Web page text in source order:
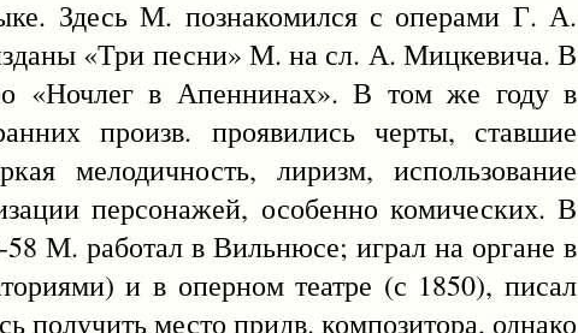
Здесь М. познакомился с операми Г. А.
«Три песни» М. на сл. А. Мицкевича. В
«Ночлег в Апеннинах». В том же году в
произв. проявились черты, ставшие
мелодичность, лиризм, использование
персонажей, особенно комических. В
М. работал в Вильнюсе; играл на органе в
и в оперном театре (с 1850), писал
получить место придв. композитора, однако